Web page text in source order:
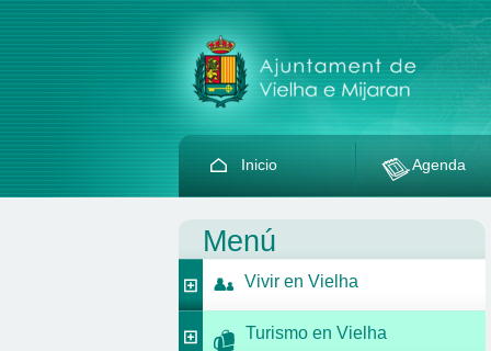
Inicio Agenda
Menú
Vivir en Vielha
Turismo en Vielha